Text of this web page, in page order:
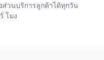
ส่วนบริการลูกค้าได้ทุกวัน
โมง